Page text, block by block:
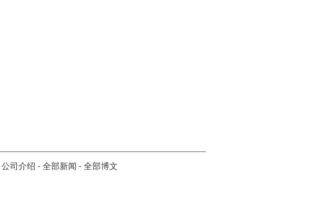
公司介绍 - 全部新闻 - 全部博文